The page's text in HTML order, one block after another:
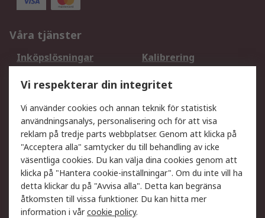
Våra tjänster
Inköpslösningar
Kalibrering
DesignSpark
Teknisk Support
Ditt lokala säljteam
Exportlösningar
Support
Få hjälp
Retur av varor
Leverans
Spåra din order
Begär en fakturakopi
Fördelar med RS-konto
Betalningsalternativ
Vi respekterar din integritet
Vi använder cookies och annan teknik för statistisk
användningsanalys, personalisering och för att visa
reklam på tredje parts webbplatser. Genom att klicka på
"Acceptera alla" samtycker du till behandling av icke
väsentliga cookies. Du kan välja dina cookies genom att
klicka på "Hantera cookie-inställningar". Om du inte vill ha
detta klickar du på "Avvisa alla". Detta kan begränsa
åtkomsten till vissa funktioner. Du kan hitta mer
information i vårcookie policy.